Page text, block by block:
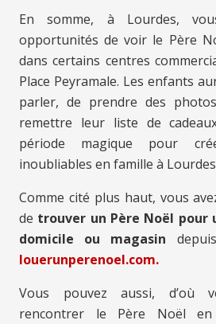
En somme, à Lourdes,
opportunités de voir le Père
dans certains centres
Place Peyramale. Les enfants
parler, de prendre des
remettre leur liste de
période magique pour
inoubliables en famille à
Comme cité plus haut, vous
de trouver un Père Noël pour
domicile ou magasin
louerunperenoel.com.
Vous pouvez aussi, d’où
rencontrer le Père Noël